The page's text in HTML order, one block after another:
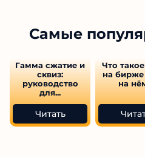
Самые
Гамма сжатие и
сквиз:
руководство
для...
Читать
Что
на бирже
на